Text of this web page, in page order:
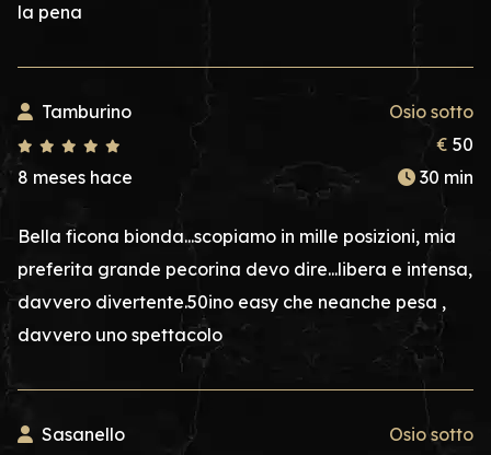
la pena
Tamburino
8 meses hace
Osio sotto
€ 50
30 min
Bella ficona bionda...scopiamo in mille posizioni, mia
preferita grande pecorina devo dire...libera e intensa,
davvero divertente.50ino easy che neanche pesa ,
davvero uno spettacolo
Sasanello
Osio sotto